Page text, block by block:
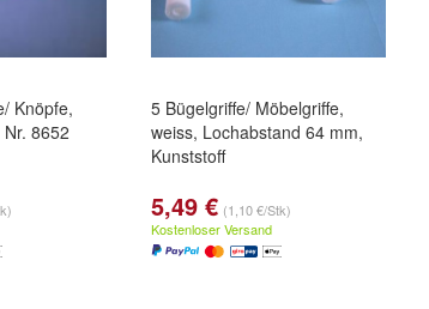
Knöpfe,
8652
5 Bügelgriffe/ Möbelgriffe,
weiss, Lochabstand 64 mm,
Kunststoff
5,49 € (1,10 €/Stk)
Kostenloser Versand